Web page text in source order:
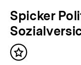
i
n
k
Spicker
Inhalt